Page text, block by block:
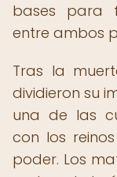
bases para
entre ambos
Tras la
dividieron su
una de las
con los
poder. Los